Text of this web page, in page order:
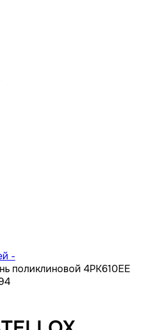
-
поликлиновой 4PK610EE